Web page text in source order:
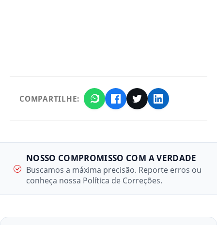
COMPARTILHE:
NOSSO COMPROMISSO COM A VERDADE
Buscamos a máxima precisão. Reporte erros ou
conheça nossa Política de Correções.